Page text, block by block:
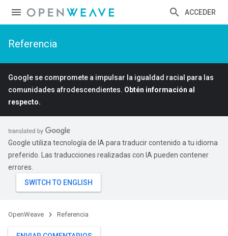
ACCEDER
Referencia
Google se compromete a impulsar la igualdad racial para las
comunidades afrodescendientes. Obtén información al
respecto.
Google utiliza tecnología de IA para traducir contenido a tu idioma
preferido. Las traducciones realizadas con IA pueden contener
errores.
OpenWeave Referencia